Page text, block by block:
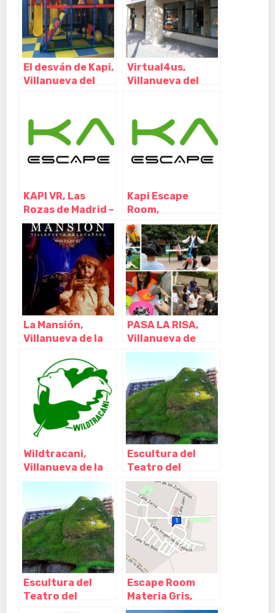
El desván de Kapi,
Villanueva del
Virtual4us,
Villanueva del
KAPI VR, Las
Rozas de Madrid –
Madrid
Kapi Escape
Room,
Majadahonda –
Madrid
La Mansión,
Villanueva de la
PASA LA RISA,
Villanueva de
Perales – Madrid
Wildtracani,
Villanueva de la
Cañada – Madrid
Escultura del
Teatro del
bosque, Móstoles
– Madrid
Escultura del
Teatro del
Escape Room
Materia Gris,
Villanueva de